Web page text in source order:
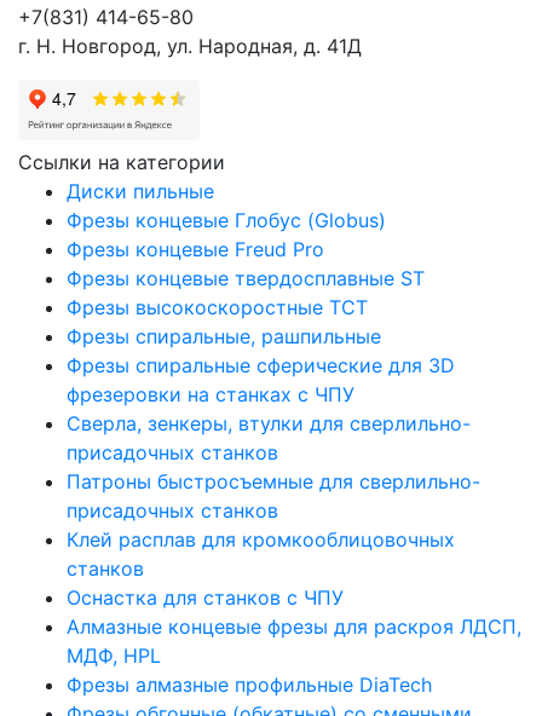
+7(831) 414-65-80
г. Н. Новгород, ул. Народная, д. 41Д
Ссылки на категории
Диски пильные
Фрезы концевые Глобус (Globus)
Фрезы концевые Freud Pro
Фрезы концевые твердосплавные ST
Фрезы высокоскоростные ТСТ
Фрезы спиральные, рашпильные
Фрезы спиральные сферические для 3D
фрезеровки на станках с ЧПУ
Сверла, зенкеры, втулки для сверлильно-
присадочных станков
Патроны быстросъемные для сверлильно-
присадочных станков
Клей расплав для кромкооблицовочных
станков
Оснастка для станков с ЧПУ
Алмазные концевые фрезы для раскроя ЛДСП,
МДФ, HPL
Фрезы алмазные профильные DiaTech